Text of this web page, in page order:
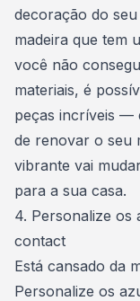
decoração do
madeira que tem
você não
materiais, é
peças incríveis —
de renovar o seu
vibrante vai
para a sua casa.
4. Personalize os
contact
Está cansado da
Personalize os